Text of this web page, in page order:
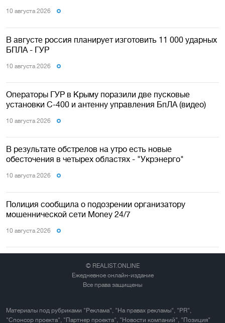
10 августа 2026
В августе россия планирует изготовить 11 000 ударных
БПЛА - ГУР
10 августа 2026
Операторы ГУР в Крыму поразили две пусковые
установки С-400 и антенну управления БпЛА (видео)
10 августа 2026
В результате обстрелов на утро есть новые
обесточения в четырех областях - "Укрэнерго"
10 августа 2026
Полиция сообщила о подозрении организатору
мошеннической сети Money 24/7
10 августа 2026
© REALIST.ONLINE
Ежедневное онлайн-издание
Все права защищены
Материалы под рубриками "Реклама", "На правах рекламы", "PR",
"Спонсор проекта", "Партнер проекта", "Новости компаний", "Позиция"